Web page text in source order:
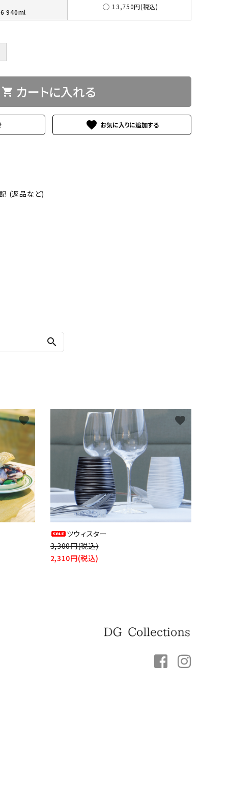
940ml
13,750円(税込)
shopping_cart カートに入れる
favorite
(返品など)
search
favorite
ツウィスター
3,300円(税込)
2,310円(税込)
favorite